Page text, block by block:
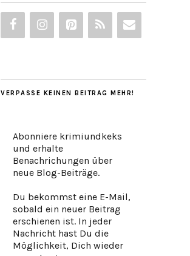
VERPASSE KEINEN BEITRAG MEHR!
Abonniere krimiundkeks
und erhalte
Benachrichungen über
neue Blog-Beiträge.
Du bekommst eine E-Mail,
sobald ein neuer Beitrag
erschienen ist. In jeder
Nachricht hast Du die
Möglichkeit, Dich wieder